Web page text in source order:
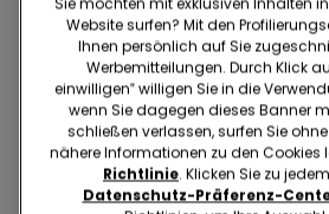
Recycelte Spitze
Slips 4x3, 9x6
9 Farben
String mit hohem
9 Farben
String
Website surfen? Mit den
Ihnen persönlich auf Sie
Werbemitteilungen. Durch Klick
einwilligen‟ willigen Sie in die
wenn Sie dagegen dieses Banner
schließen verlassen, surfen Sie
nähere Informationen zu den Cookies
Richtlinie. Klicken Sie zu
Datenschutz-Präferenz-